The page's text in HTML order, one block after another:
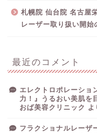
札幌院 仙台院 名古屋
レーザー取り扱い開始
最近のコメント
エレクトロポレーショ
力！』うるおい美肌を
おば美容クリニック よ
フラクショナルレーザ